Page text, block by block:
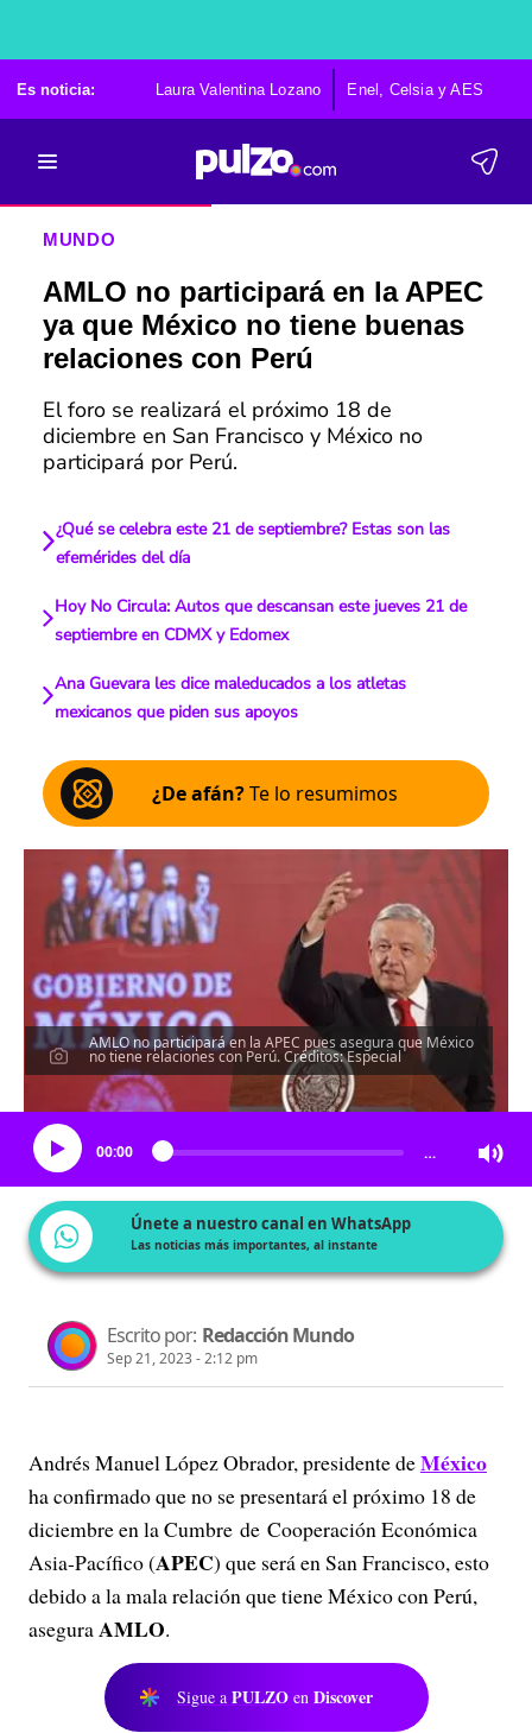
Es noticia: Laura Valentina Lozano Enel, Celsia y AES
MUNDO
AMLO no participará en la APEC
ya que México no tiene buenas
relaciones con Perú
El foro se realizará el próximo 18 de
diciembre en San Francisco y México no
participará por Perú.
¿Qué se celebra este 21 de septiembre? Estas son las
efemérides del día
Hoy No Circula: Autos que descansan este jueves 21 de
septiembre en CDMX y Edomex
Ana Guevara les dice maleducados a los atletas
mexicanos que piden sus apoyos
¿De afán?Te lo resumimos
AMLO no participará en la APEC pues asegura que México
no tiene relaciones con Perú. Créditos: Especial
Escucha el artículo
00:00 …
Únete a nuestro canal en WhatsApp
Las noticias más importantes, al instante
Escrito por: Redacción Mundo
Sep 21, 2023 - 2:12 pm
Andrés Manuel López Obrador, presidente deMéxico
ha confirmado que no se presentará el próximo 18 de
diciembre en la Cumbre de Cooperación Económica
Asia-Pacífico (APEC) que será en San Francisco, esto
debido a la mala relación que tiene México con Perú,
aseguraAMLO.
Sigue a PULZO en Discover